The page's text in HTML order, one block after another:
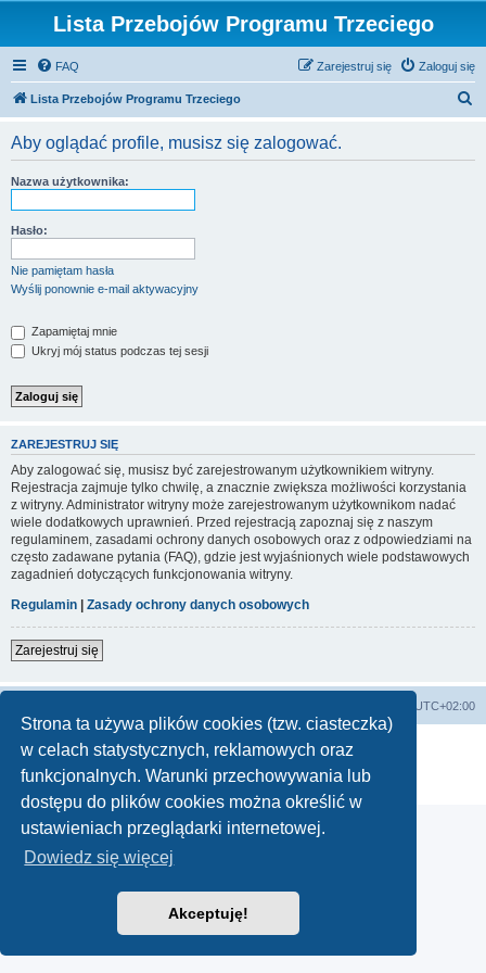
Strona ta używa plików cookies (tzw. ciasteczka)
w celach statystycznych, reklamowych oraz
funkcjonalnych. Warunki przechowywania lub
dostępu do plików cookies można określić w
ustawieniach przeglądarki internetowej.
Dowiedz się więcej
Akceptuję!
Lista Przebojów Programu Trzeciego
FAQ Zaloguj się
Zarejestruj się
Lista Przebojów Programu Trzeciego
Aby oglądać profile, musisz się zalogować.
Nazwa użytkownika:
Hasło:
Nie pamiętam hasła
Wyślij ponownie e-mail aktywacyjny
Zapamiętaj mnie
Ukryj mój status podczas tej sesji
ZAREJESTRUJ SIĘ
Aby zalogować się, musisz być zarejestrowanym użytkownikiem witryny.
Rejestracja zajmuje tylko chwilę, a znacznie zwiększa możliwości korzystania
z witryny. Administrator witryny może zarejestrowanym użytkownikom nadać
wiele dodatkowych uprawnień. Przed rejestracją zapoznaj się z naszym
regulaminem, zasadami ochrony danych osobowych oraz z odpowiedziami na
często zadawane pytania (FAQ), gdzie jest wyjaśnionych wiele podstawowych
zagadnień dotyczących funkcjonowania witryny.
Regulamin | Zasady ochrony danych osobowych
Zarejestruj się
UTC+02:00
Technologię dostarczaphpBB ® Forum Software © phpBB Limited
Zasady ochrony danych osobowych|Regulamin